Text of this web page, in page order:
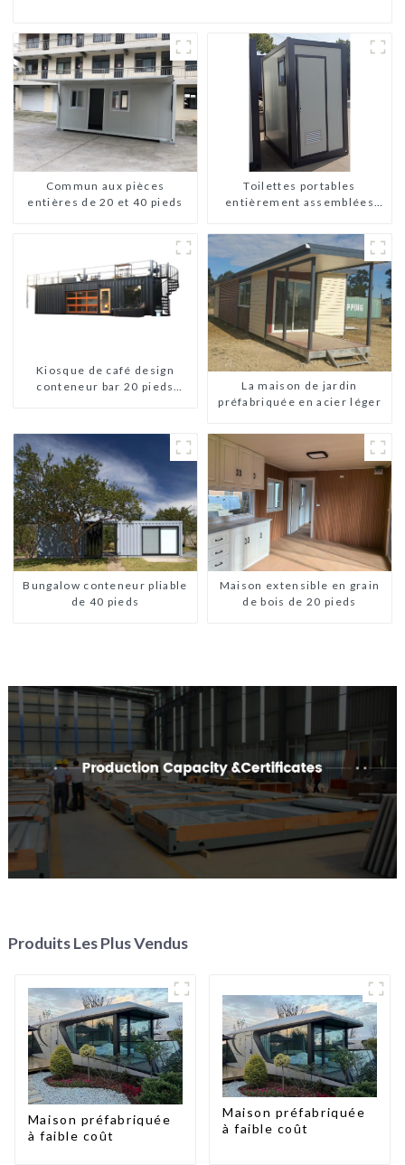
Commun aux pièces
entières de 20 et 40 pieds
Toilettes portables
entièrement assemblées
Kiosque de café design
conteneur bar 20 pieds
moderne HS hôtel panneau
sandwich
La maison de jardin
préfabriquée en acier léger
Bungalow conteneur pliable
de 40 pieds
Maison extensible en grain
de bois de 20 pieds
Produits Les Plus Vendus
Maison préfabriquée
à faible coût
Maison préfabriquée
à faible coût